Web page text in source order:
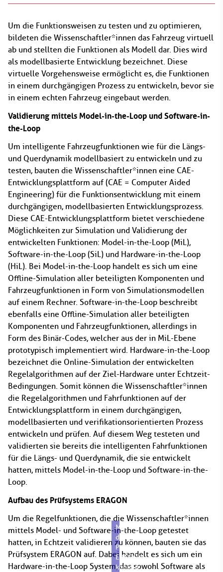
Um die Funktionsweisen zu testen und zu optimieren,
bildeten die Wissenschaftler*innen das Fahrzeug virtuell
ab und stellten die Funktionen als Modell dar. Dies wird
als modellbasierte Entwicklung bezeichnet. Diese
virtuelle Vorgehensweise ermöglicht es, die Funktionen
in einem durchgängigen Prozess zu entwickeln, bevor sie
in einem echten Fahrzeug eingebaut werden.
Validierung mittels Model-in-the-Loop und Software-in-
the-Loop
Um intelligente Fahrzeugfunktionen wie für die Längs-
und Querdynamik modellbasiert zu entwickeln und zu
testen, bauten die Wissenschaftler*innen eine CAE-
Entwicklungsplattform auf (CAE = Computer Aided
Engineering) für die Funktionsentwicklung mit einem
durchgängigen, modellbasierten Entwicklungsprozess.
Diese CAE-Entwicklungsplattform bietet verschiedene
Möglichkeiten zur Simulation und Validierung der
entwickelten Funktionen: Model-in-the-Loop (MiL),
Software-in-the-Loop (SiL) und Hardware-in-the-Loop
(HiL). Bei Model-in-the-Loop handelt es sich um eine
Offline-Simulation aller beteiligten Komponenten und
Fahrzeugfunktionen in Form von Simulationsmodellen
auf einem Rechner. Software-in-the-Loop beschreibt
ebenfalls eine Offline-Simulation aller beteiligten
Komponenten und Fahrzeugfunktionen, allerdings in
Form des Binär-Codes, welcher aus der in MiL-Ebene
prototypisch implementiert wird. Hardware-in-the-Loop
bezeichnet die Online-Simulation der entwickelten
Regelalgorithmen auf der Ziel-Hardware unter Echtzeit-
Bedingungen. Somit können die Wissenschaftler*innen
die Regelalgorithmen und Fahrfunktionen auf der
Entwicklungsplattform in einem durchgängigen,
modellbasierten und verifikationsorientierten Prozess
entwickeln und prüfen. Auf diesem Weg testeten und
validierten sie bereits die intelligenten Fahrfunktionen
für die Längs- und Querdynamik, die sie entwickelt
hatten, mittels Model-in-the-Loop und Software-in-the-
Loop.
Aufbau des Prüfsystems ERAGON
Um die Regelfunktionen, die die Wissenschaftler*innen
mittels Model- und Software-in-the-Loop getestet
hatten, in Echtzeit validieren zu können, bauten sie das
Prüfsystem ERAGON auf. Dabei handelt es sich um ein
Hardware-in-the-Loop System, das sowohl Software als
Mit
dem
Prüfsystem
ERAGON
können